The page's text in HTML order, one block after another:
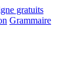
Grammaire